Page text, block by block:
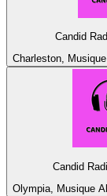
Candid
Charleston,
Candid
Olympia, Musique